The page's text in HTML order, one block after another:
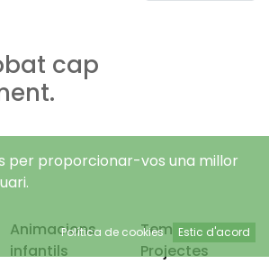
cap
Animacions
infantils
Temps Lliure
Projectes
per proporcionar-vos una millor
Política de cookies Estic d'acord